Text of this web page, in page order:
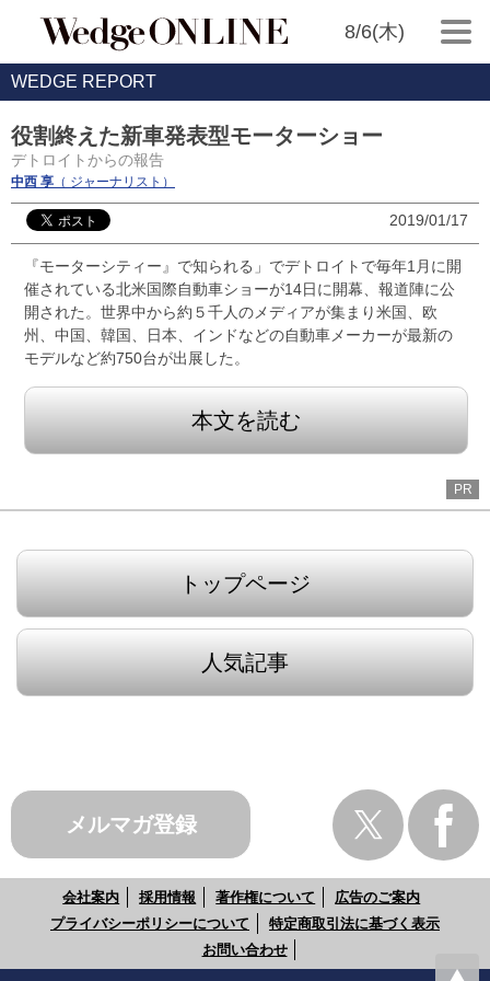
8/6(木)
WEDGE REPORT
役割終えた新車発表型モーターショー
デトロイトからの報告
中西 享 （ ジャーナリスト）
2019/01/17
『モーターシティー』で知られる」でデトロイトで毎年1月に開
催されている北米国際自動車ショーが14日に開幕、報道陣に公
開された。世界中から約５千人のメディアが集まり米国、欧
州、中国、韓国、日本、インドなどの自動車メーカーが最新の
モデルなど約750台が出展した。
本文を読む
PR
トップページ
人気記事
メルマガ登録
会社案内 採用情報 著作権について
広告のご案内
プライバシーポリシーについて
特定商取引法に基づく表示
お問い合わせ